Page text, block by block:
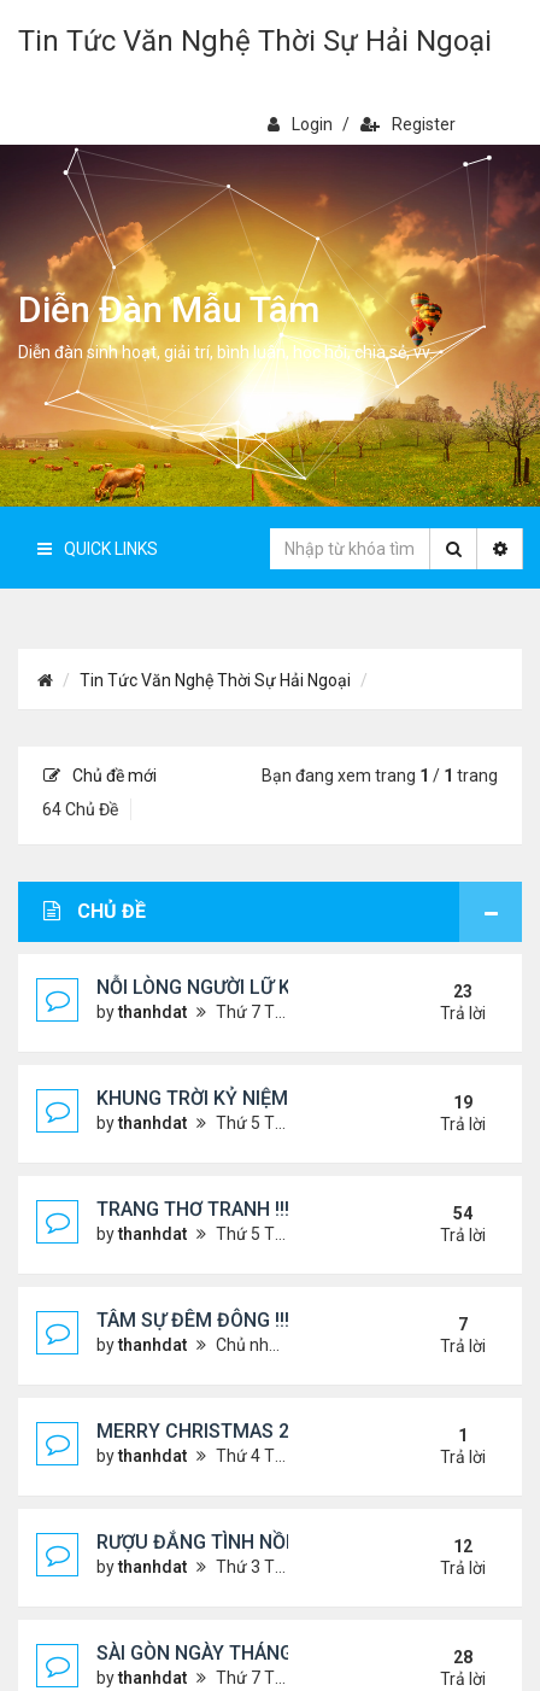
Tin Tức Văn Nghệ Thời Sự Hải Ngoại
Login / Register
Diễn Đàn Mẫu Tâm
Diễn đàn sinh hoạt, giải trí, bình luân, học hỏi, chia sẻ, vv.
QUICK LINKS
Tin Tức Văn Nghệ Thời Sự Hải Ngoại
Chủ đề mới
64 Chủ Đề
Bạn đang xem trang 1 / 1 trang
CHỦ ĐỀ
NỖI LÒNG NGƯỜI LỮ KHÁCH !!!
bythanhdat Thứ 7 Tháng 6 29, 2024 5:28 pm
23
Trả lời
KHUNG TRỜI KỶ NIỆM !
bythanhdat Thứ 5 Tháng 6 27, 2024 9:56 am
19
Trả lời
TRANG THƠ TRANH !!!
bythanhdat Thứ 5 Tháng 6 27, 2024 3:38 pm
54
Trả lời
TÂM SỰ ĐÊM ĐÔNG !!!
bythanhdat Chủ nhật Tháng 12 15, 2024 9:37 am
7
Trả lời
MERRY CHRISTMAS 2025 & HAPPY NEW YEAR
bythanhdat Thứ 4 Tháng 12 24, 2025 1:30 pm
1
Trả lời
RƯỢU ĐẮNG TÌNH NỒNG !!!
bythanhdat Thứ 3 Tháng 8 06, 2024 3:49 pm
12
Trả lời
SÀI GÒN NGÀY THÁNG CŨ
bythanhdat Thứ 7 Tháng 6 29, 2024 9:26 am
28
Trả lời